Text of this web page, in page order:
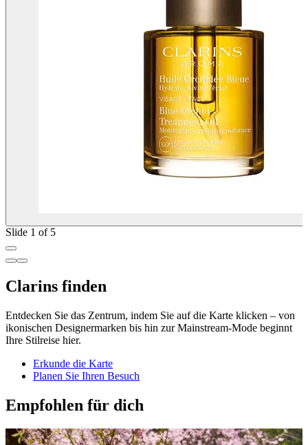
Slide 1 of 5
Clarins finden
Entdecken Sie das Zentrum, indem Sie auf die Karte klicken – von
ikonischen Designermarken bis hin zur Mainstream-Mode beginnt
Ihre Stilreise hier.
Erkunde die Karte
Planen Sie Ihren Besuch
Empfohlen für dich